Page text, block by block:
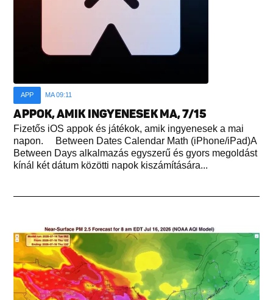
APP MA 09:11
APPOK, AMIK INGYENESEK MA, 7/15
Fizetős iOS appok és játékok, amik ingyenesek a mai
napon. Between Dates Calendar Math (iPhone/iPad)A
Between Days alkalmazás egyszerű és gyors megoldást
kínál két dátum közötti napok kiszámítására...